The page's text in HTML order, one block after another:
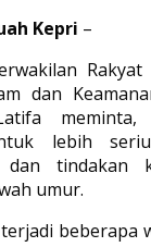
Kepri –
dan
meminta,
lebih
tindakan
umur.
beberapa